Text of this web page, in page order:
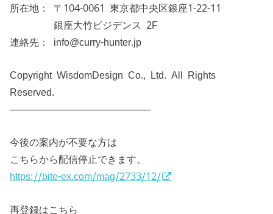
所在地： 〒104-0061 東京都中央区銀座1-22-11
銀座大竹ビジデンス 2F
連絡先： info@curry-hunter.jp
Copyright WisdomDesign Co., Ltd. All Rights
Reserved.
─────────────────────
今後の案内が不要な方は
こちらから配信停止できます。
https://bite-ex.com/mag/2733/12/
再登録はこちら